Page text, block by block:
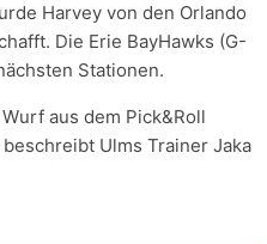
Harvey von den Orlando
Die Erie BayHawks (G-
Stationen.
aus dem Pick&Roll
Ulms Trainer Jaka